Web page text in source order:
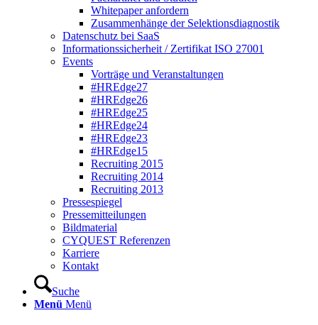
Whitepaper anfordern
Zusammenhänge der Selektionsdiagnostik
Datenschutz bei SaaS
Informationssicherheit / Zertifikat ISO 27001
Events
Vorträge und Veranstaltungen
#HREdge27
#HREdge26
#HREdge25
#HREdge24
#HREdge23
#HREdge15
Recruiting 2015
Recruiting 2014
Recruiting 2013
Pressespiegel
Pressemitteilungen
Bildmaterial
CYQUEST Referenzen
Karriere
Kontakt
Suche
Menü Menü